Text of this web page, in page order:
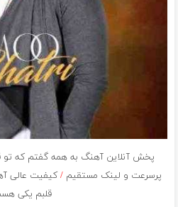
پخش آنلاین آهنگ به همه گفتم که
پرسرعت و لینک مستقیم /کیفیت عالی
قلبم یکی